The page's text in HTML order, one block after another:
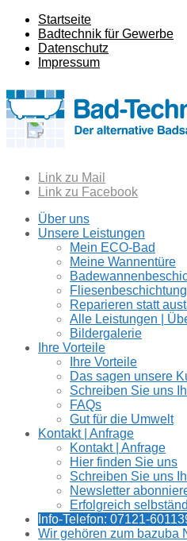
Startseite
Badtechnik für Gewerbe
Datenschutz
Impressum
Link zu Mail
Link zu Facebook
Über uns
Unsere Leistungen
Mein ECO-Bad
Meine Wannentüre
Fliesenbeschichtung
Reparieren statt
Alle Leistungen |
Bildergalerie
Ihre Vorteile
Ihre Vorteile
Das sagen unsere
Schreiben Sie uns
FAQs
Gut für die Umwelt
Kontakt | Anfrage
Kontakt | Anfrage
Hier finden Sie uns
Schreiben Sie uns
Newsletter
Erfolgreich
Info-Telefon: 07121-
Wir gehören zum bazuba